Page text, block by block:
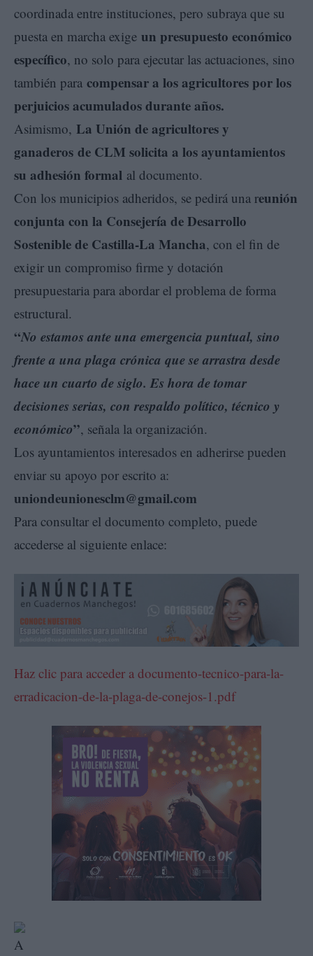
coordinada entre instituciones, pero subraya que su
puesta en marcha exige un presupuesto económico
específico, no solo para ejecutar las actuaciones, sino
también para compensar a los agricultores por los
perjuicios acumulados durante años.
Asimismo, La Unión de agricultores y
ganaderos de CLM solicita a los ayuntamientos
su adhesión formal al documento.
Con los municipios adheridos, se pedirá una reunión
conjunta con la Consejería de Desarrollo
Sostenible de Castilla-La Mancha, con el fin de
exigir un compromiso firme y dotación
presupuestaria para abordar el problema de forma
estructural.
“No estamos ante una emergencia puntual, sino
frente a una plaga crónica que se arrastra desde
hace un cuarto de siglo. Es hora de tomar
decisiones serias, con respaldo político, técnico y
económico”, señala la organización.
Los ayuntamientos interesados en adherirse pueden
enviar su apoyo por escrito a:
uniondeunionesclm@gmail.com
Para consultar el documento completo, puede
accederse al siguiente enlace:
Haz clic para acceder a documento-tecnico-para-la-
erradicacion-de-la-plaga-de-conejos-1.pdf